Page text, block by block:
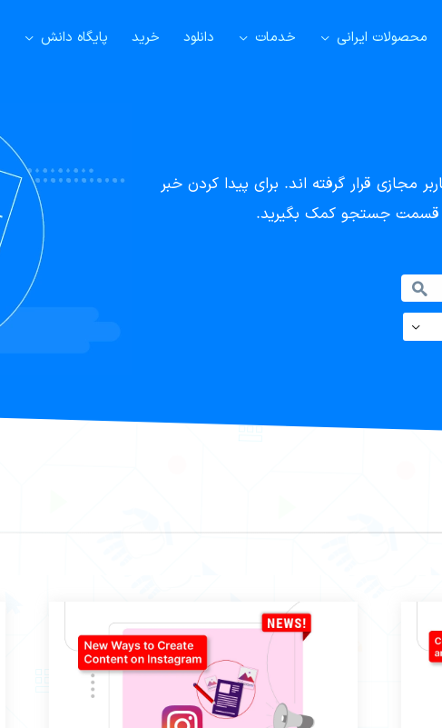
محصولات ایرانی خدمات دانلود خرید پایگاه دانش
قرار گرفته اند. برای پیدا کردن خبر
یا قسمت جستجو کمک بگیرید.